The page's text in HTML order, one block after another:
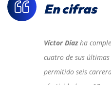
En cifras
Víctor Díazha
cuatro de sus
permitido seis